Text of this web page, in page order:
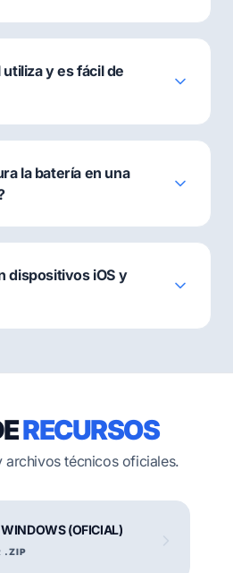
y es fácil de
la batería en una
dispositivos iOS y
RECURSOS
archivos técnicos oficiales.
WINDOWS (OFICIAL)
.ZIP